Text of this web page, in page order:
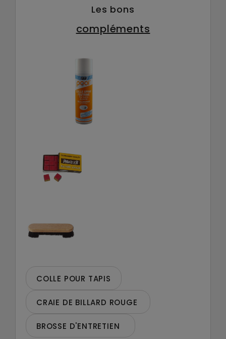
Les bons
compléments
COLLE POUR TAPIS
CRAIE DE BILLARD ROUGE
BROSSE D'ENTRETIEN